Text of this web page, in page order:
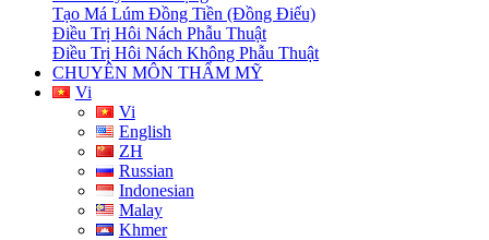
Tạo Má Lúm Đồng Tiền (Đồng Điếu)
Điều Trị Hôi Nách Phẫu Thuật
Điều Trị Hôi Nách Không Phẫu Thuật
CHUYÊN MÔN THẨM MỸ
Vi
Vi
English
ZH
Russian
Indonesian
Malay
Khmer